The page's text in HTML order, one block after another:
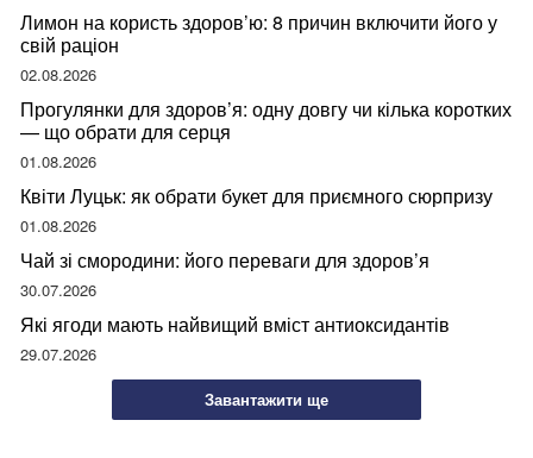
Лимон на користь здоров’ю: 8 причин включити його у
свій раціон
02.08.2026
Прогулянки для здоров’я: одну довгу чи кілька коротких
— що обрати для серця
01.08.2026
Квіти Луцьк: як обрати букет для приємного сюрпризу
01.08.2026
Чай зі смородини: його переваги для здоров’я
30.07.2026
Які ягоди мають найвищий вміст антиоксидантів
29.07.2026
Завантажити ще